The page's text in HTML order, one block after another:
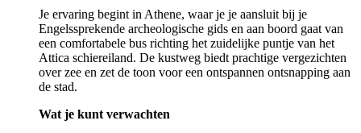
Je ervaring begint in Athene, waar je je aansluit bij je
Engelssprekende archeologische gids en aan boord gaat van
een comfortabele bus richting het zuidelijke puntje van het
Attica schiereiland. De kustweg biedt prachtige vergezichten
over zee en zet de toon voor een ontspannen ontsnapping aan
de stad.
Wat je kunt verwachten